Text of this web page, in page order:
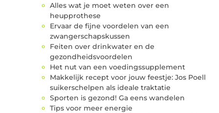
Alles wat je moet weten over een
heupprothese
Ervaar de fijne voordelen van een
zwangerschapskussen
Feiten over drinkwater en de
gezondheidsvoordelen
Het nut van een voedingssupplement
Makkelijk recept voor jouw feestje: Jos Poell
suikerschelpen als ideale traktatie
Sporten is gezond! Ga eens wandelen
Tips voor meer energie